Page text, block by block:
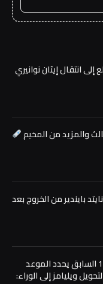
انتقال إيثان نوانيري
والمزيد من المخيم
بايندير من الخروج بعد
رئيس فريق الفورمولا 1 السابق يحدد الموعد
ويليامز إلى الوراء: